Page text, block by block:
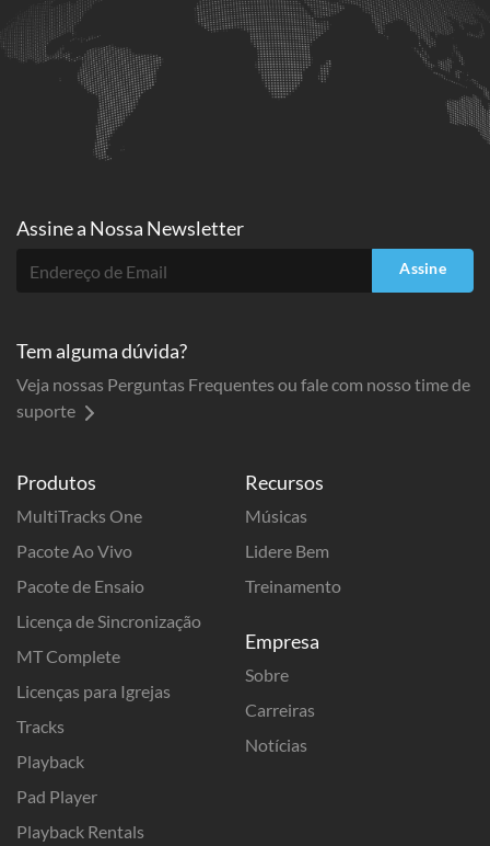
Produtos
MultiTracks One
Pacote Ao Vivo
Pacote de Ensaio
Licença de Sincronização
MT Complete
Licenças para Igrejas
Tracks
Playback
Pad Player
Playback Rentals
Recursos
Músicas
Lidere Bem
Treinamento
Empresa
Sobre
Carreiras
Notícias
Assine a Nossa Newsletter
Assine
Tem alguma dúvida?
Veja nossas Perguntas Frequentes ou fale com nosso time de
suporte